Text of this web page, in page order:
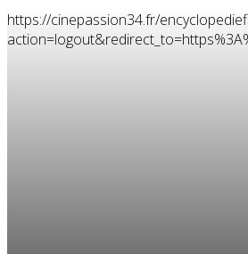
https://cinepassion34.fr/